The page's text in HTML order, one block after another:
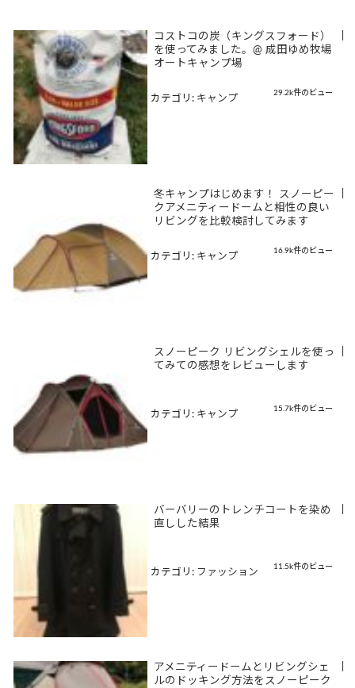
コストコの炭（キングスフォード）
を使ってみました。@ 成田ゆめ牧場
オートキャンプ場
29.2k件のビュー
カテゴリ: キャンプ
冬キャンプはじめます！ スノーピー
クアメニティードームと相性の良い
リビングを比較検討してみます
16.9k件のビュー
カテゴリ: キャンプ
スノーピーク リビングシェルを使っ
てみての感想をレビューします
15.7k件のビュー
カテゴリ: キャンプ
バーバリーのトレンチコートを染め
直しした結果
11.5k件のビュー
カテゴリ: ファッション
アメニティードームとリビングシェ
ルのドッキング方法をスノーピーク